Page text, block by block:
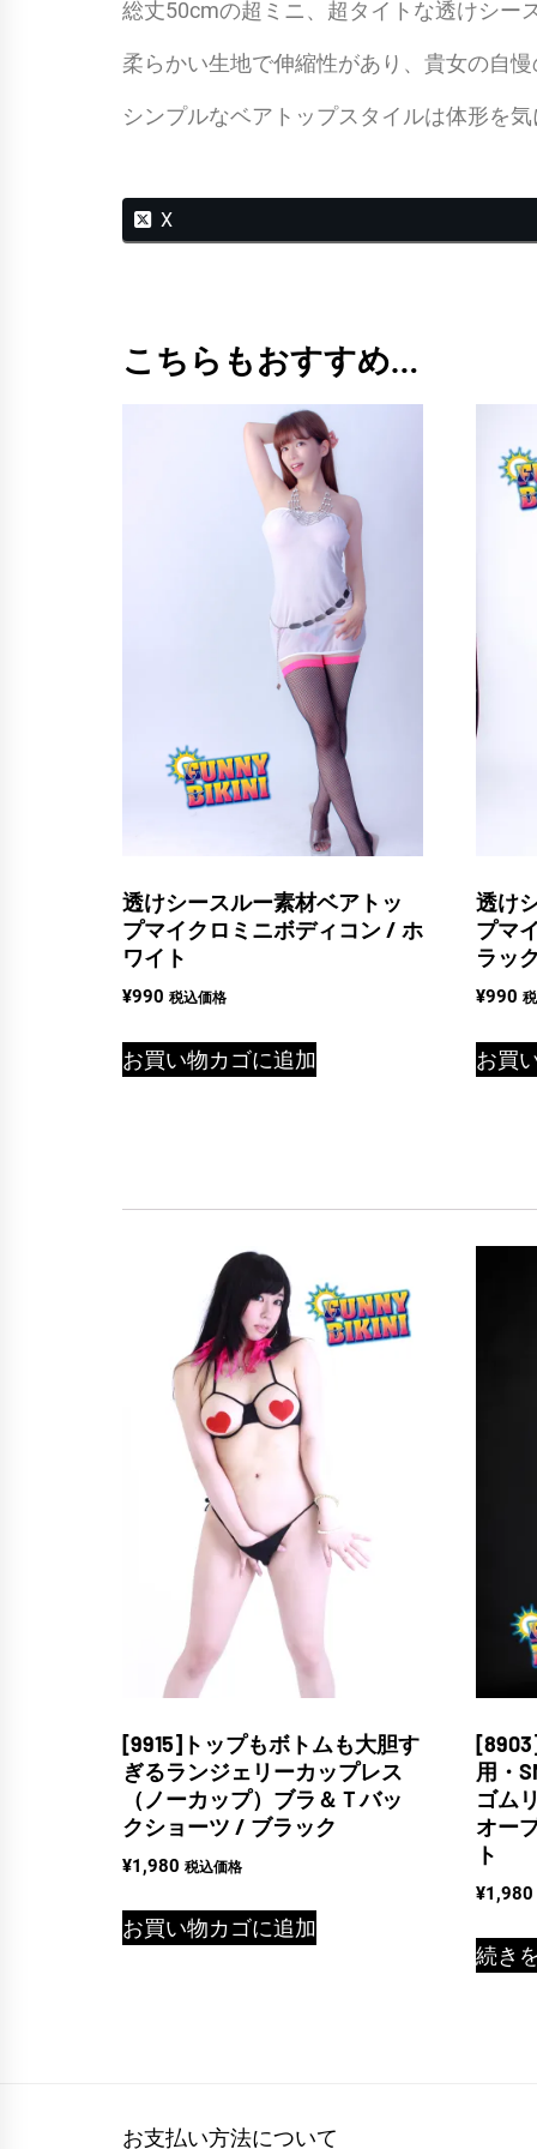
総丈50cmの超ミニ、超タイトな透けシー
柔らかい生地で伸縮性があり、貴女の自
シンプルなベアトップスタイルは体形を
X
こちらもおすすめ…
透けシースルー素材ベアトッ
プマイクロミニボディコン / ホ
ワイト
¥990 税込価格
お買い物カゴに追加
透け
プマ
ラッ
¥990
お買
[9915]トップもボトムも大胆す
ぎるランジェリーカップレス
（ノーカップ）ブラ＆Ｔバッ
クショーツ / ブラック
¥1,980 税込価格
お買い物カゴに追加
用・
ゴム
オー
ト
¥1,980
続き
お支払い方法について